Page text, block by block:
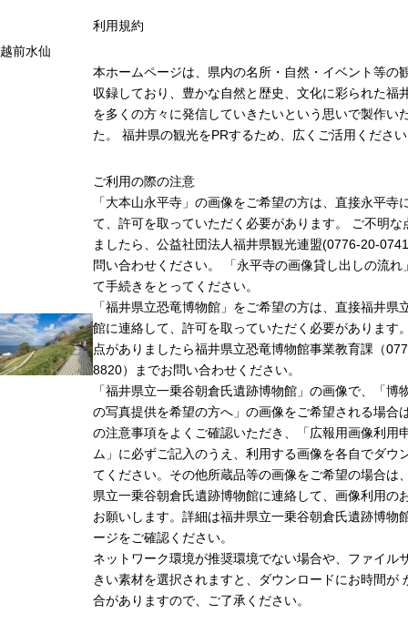
越前水仙
利用規約
本ホームページは、県内の名所・自然・イベント等の
収録しており、豊かな自然と歴史、文化に彩られた福
を多くの方々に発信していきたいという思いで製作い
た。 福井県の観光をPRするため、広くご活用くださ
ご利用の際の注意
「大本山永平寺」の画像をご希望の方は、直接永平寺
て、許可を取っていただく必要があります。 ご不明な
ましたら、公益社団法人福井県観光連盟(0776-20-
問い合わせください。 「永平寺の画像貸し出しの流れ
て手続きをとってください。
「福井県立恐竜博物館」をご希望の方は、直接福井県
館に連絡して、許可を取っていただく必要があります
点がありましたら福井県立恐竜博物館事業教育課（
8820）までお問い合わせください。
「福井県立一乗谷朝倉氏遺跡博物館」の画像で、「博
の写真提供を希望の方へ」の画像をご希望される場合
の注意事項をよくご確認いただき、「広報用画像利用
ム」に必ずご記入のうえ、利用する画像を各自でダウ
てください。その他所蔵品等の画像をご希望の場合は
県立一乗谷朝倉氏遺跡博物館に連絡して、画像利用の
お願いします。詳細は福井県立一乗谷朝倉氏遺跡博物
ージをご確認ください。
ネットワーク環境が推奨環境でない場合や、ファイル
きい素材を選択されますと、ダウンロードにお時間が
合がありますので、ご了承ください。